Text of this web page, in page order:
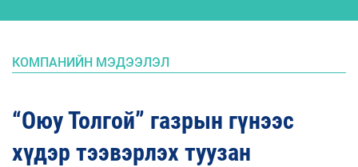
КОМПАНИЙН МЭДЭЭЛЭЛ
“Оюу Толгой” газрын гүнээс
хүдэр тээвэрлэх туузан